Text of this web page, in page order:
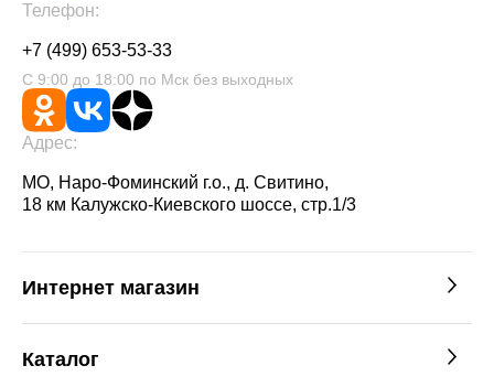
Телефон:
+7 (499) 653-53-33
С 9:00 до 18:00 по Мск без выходных
Адрес:
МО, Наро-Фоминский г.о., д. Свитино,
18 км Калужско-Киевского шоссе, стр.1/3
Интернет магазин
Каталог